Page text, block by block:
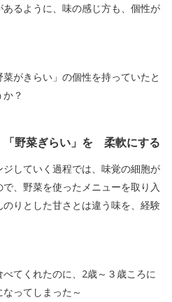
るように、味の感じ方も、個性が
がきらい」の個性を持っていたと
？
「野菜ぎらい」を 柔軟にする
していく過程では、味覚の細胞が
、野菜を使ったメニューを取り入
りとした甘さとは違う味を、経験
てくれたのに、2歳～３歳ころに
ってしまった～